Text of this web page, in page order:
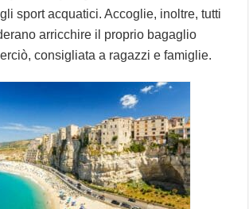
sport acquatici. Accoglie, inoltre, tutti
arricchire il proprio bagaglio
consigliata a ragazzi e famiglie.